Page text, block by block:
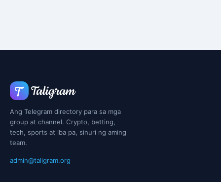
Ang Telegram directory para sa mga
group at channel. Crypto, betting,
tech, sports at iba pa, sinuri ng aming
team.
admin@taligram.org